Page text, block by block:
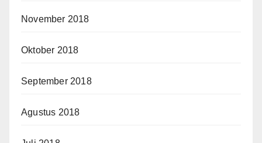
November 2018
Oktober 2018
September 2018
Agustus 2018